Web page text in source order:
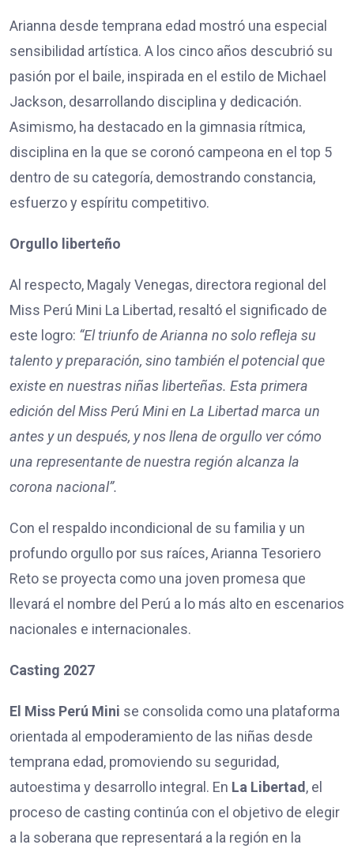
Arianna desde temprana edad mostró una especial
sensibilidad artística. A los cinco años descubrió su
pasión por el baile, inspirada en el estilo de Michael
Jackson, desarrollando disciplina y dedicación.
Asimismo, ha destacado en la gimnasia rítmica,
disciplina en la que se coronó campeona en el top 5
dentro de su categoría, demostrando constancia,
esfuerzo y espíritu competitivo.
Orgullo liberteño
Al respecto, Magaly Venegas, directora regional del
Miss Perú Mini La Libertad, resaltó el significado de
este logro: “El triunfo de Arianna no solo refleja su
talento y preparación, sino también el potencial que
existe en nuestras niñas liberteñas. Esta primera
edición del Miss Perú Mini en La Libertad marca un
antes y un después, y nos llena de orgullo ver cómo
una representante de nuestra región alcanza la
corona nacional”.
Con el respaldo incondicional de su familia y un
profundo orgullo por sus raíces, Arianna Tesoriero
Reto se proyecta como una joven promesa que
llevará el nombre del Perú a lo más alto en escenarios
nacionales e internacionales.
Casting 2027
El Miss Perú Mini se consolida como una plataforma
orientada al empoderamiento de las niñas desde
temprana edad, promoviendo su seguridad,
autoestima y desarrollo integral. En La Libertad, el
proceso de casting continúa con el objetivo de elegir
a la soberana que representará a la región en la